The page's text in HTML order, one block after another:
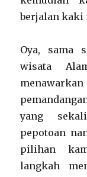
berjalan kaki
Oya, sama
wisata
yang
pepotoan
pilihan
langkah